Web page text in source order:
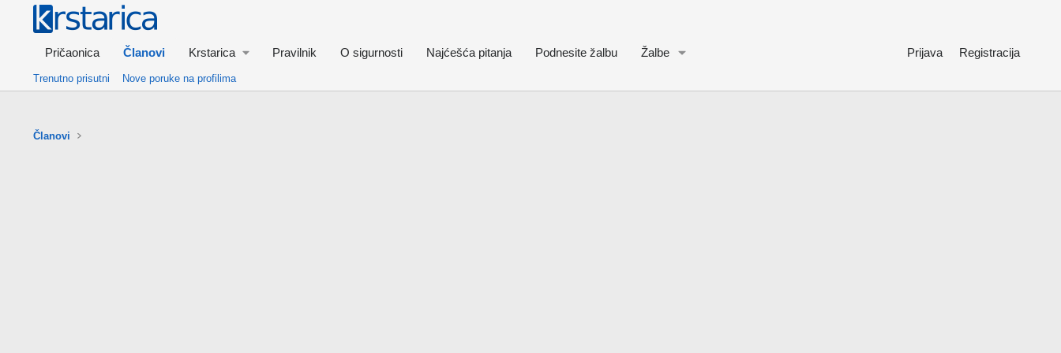
Pričaonica Članovi Krstarica Pravilnik O sigurnosti Najćešća pitanja Podnesite žalbu Žalbe Prijava Registracija
Trenutno prisutni Nove poruke na profilima
Članovi